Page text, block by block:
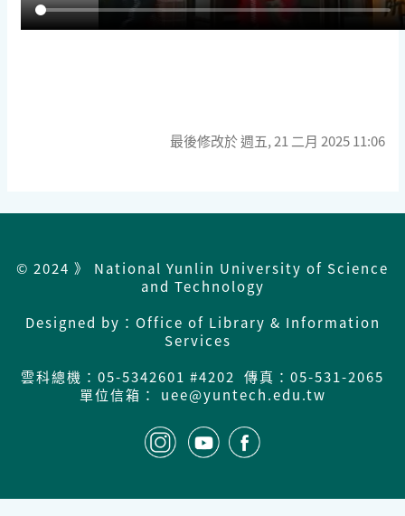
最後修改於 週五, 21 二月 2025 11:06
© 2024 》 National Yunlin University of Science
and Technology
Designed by：Office of Library & Information
Services
雲科總機： 05-5342601 #4202 傳真：05-531-2065
單位信箱： uee@yuntech.edu.tw